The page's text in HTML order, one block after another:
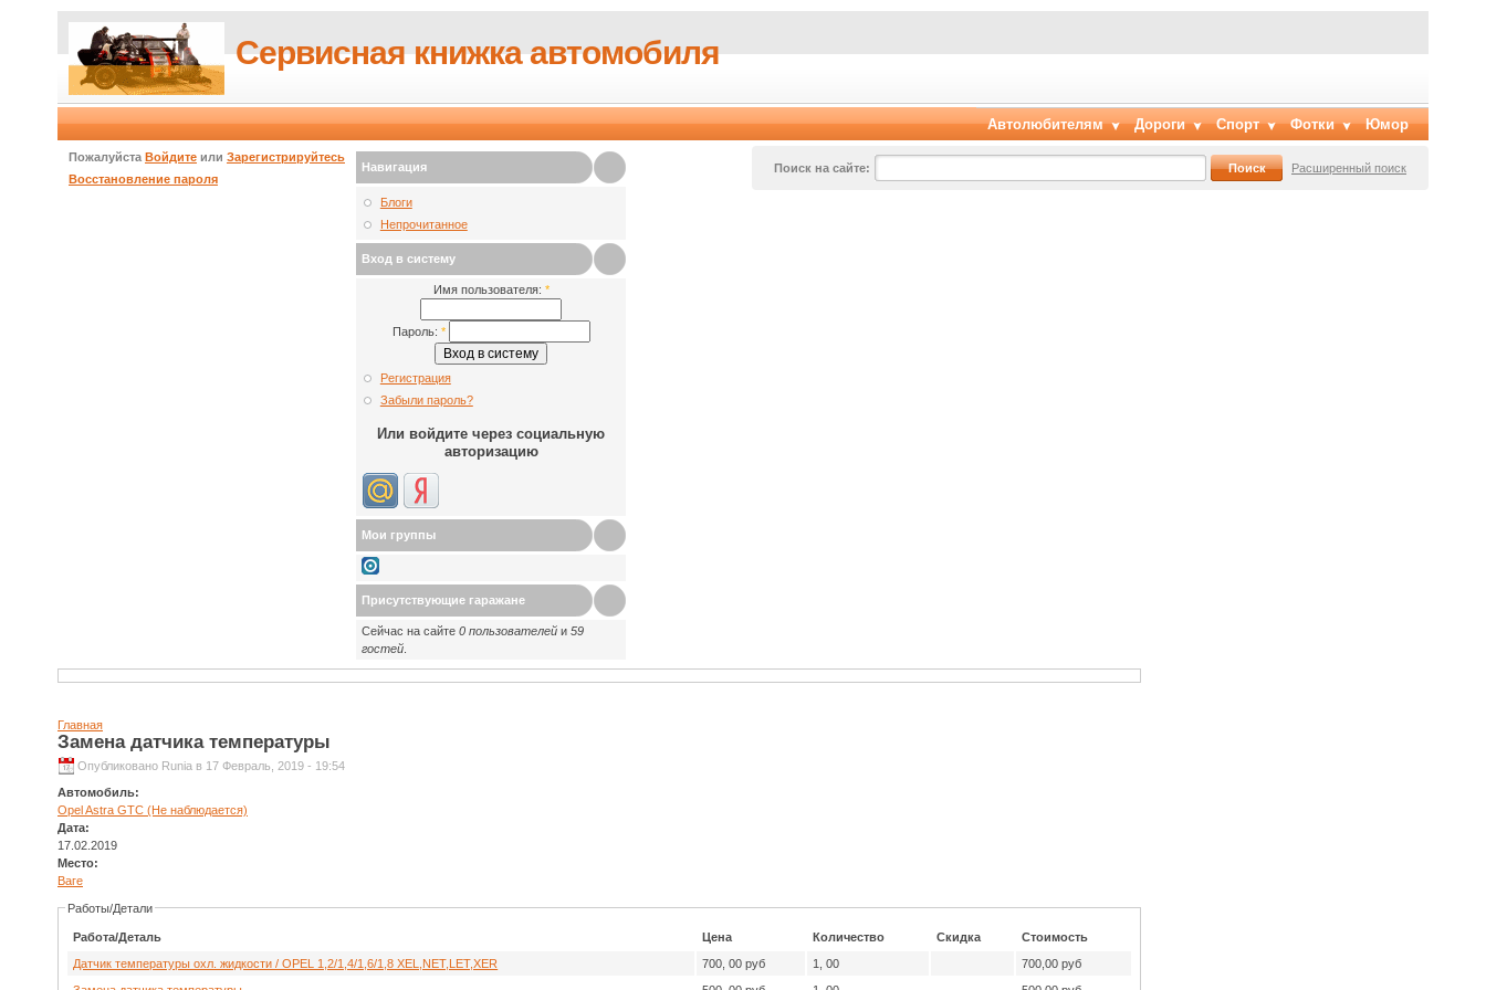
Сервисная книжка автомобиля
Автолюбителям Дороги Спорт Фотки Юмор
Пожалуйста Войдите или Зарегистрируйтесь
Восстановление пароля
Поиск на сайте: Расширенный поиск
Навигация
Блоги
Непрочитанное
Вход в систему
Имя пользователя: *
Пароль: *
Регистрация
Забыли пароль?
Или войдите через социальную
авторизацию
Мои группы
Присутствующие гаражане
Сейчас на сайте 0 пользователей и 59
гостей
Главная
Замена датчика температуры
Опубликовано Runia в 17 Февраль, 2019 - 19:54
Автомобиль:
Opel Astra GTC (Не наблюдается)
Дата:
17.02.2019
Место:
Ваге
Работы/Детали
Работа/Деталь Цена Количество Скидка
Стоимость
Датчик температуры охл. жидкости / OPEL 1,2/1,4/1,6/1,8 XEL,NET,LET,XER
700, 00 руб 1, 00
700,00 руб